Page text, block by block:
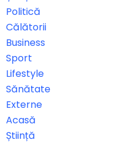
Politică
Călătorii
Business
Sport
Lifestyle
Sănătate
Externe
Acasă
Știință